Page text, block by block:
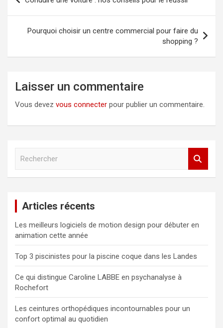
Pourquoi choisir un centre commercial pour faire du
shopping ?
Laisser un commentaire
Vous devez vous connecter pour publier un commentaire.
c
h
e
r
Articles récents
Les meilleurs logiciels de motion design pour débuter en
animation cette année
Top 3 piscinistes pour la piscine coque dans les Landes
Ce qui distingue Caroline LABBE en psychanalyse à
Rochefort
Les ceintures orthopédiques incontournables pour un
confort optimal au quotidien